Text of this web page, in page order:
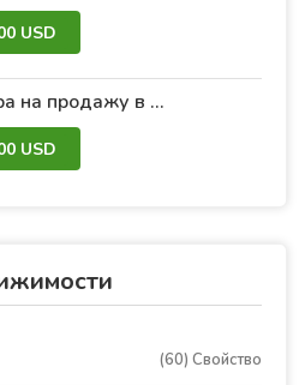
USD
Квартира на продажу в Дубае в торговом комплексе Avanti Tower
USD
(60) Свойство